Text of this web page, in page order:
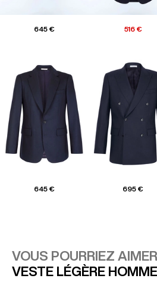
645 € 516 €
645 € 695 €
VOUS POURRIEZ AIMER
VESTE LÉGÈRE HOMME